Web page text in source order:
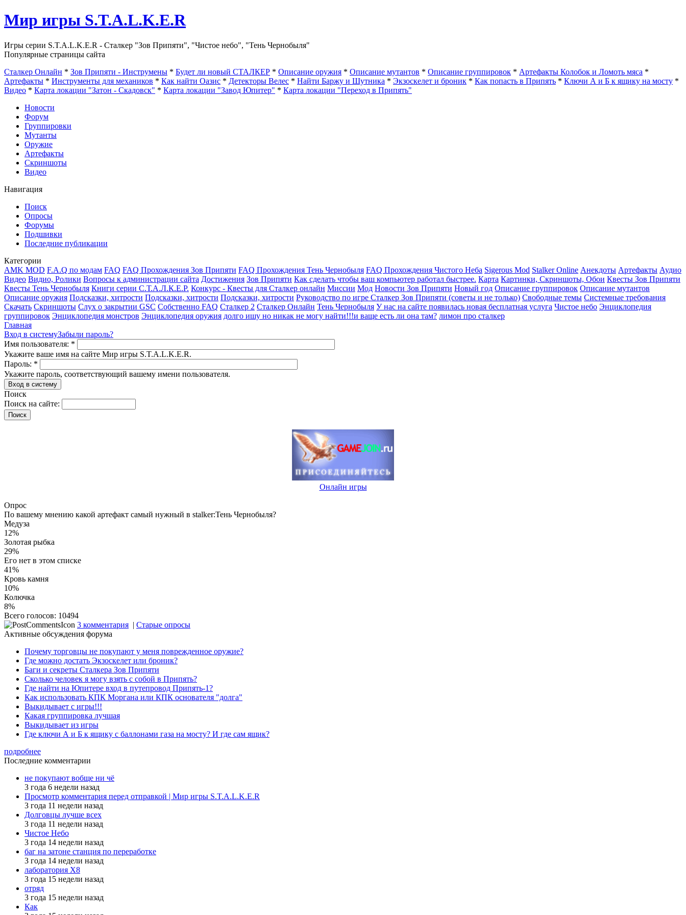
Мир игры S.T.A.L.K.E.R
Игры серии S.T.A.L.K.E.R - Сталкер "Зов Припяти", "Чистое небо", "Тень Чернобыля"
Популярные страницы сайта
Сталкер Онлайн * Зов Припяти - Инструмены * Будет ли новый СТАЛКЕР * Описание оружия * Описание мутантов * Описание группировок * Артефакты Колобок и Ломоть мяса *
Артефакты * Инструменты для механиков * Как найти Оазис * Детекторы Велес * Найти Баржу и Шутника * Экзоскелет и броник * Как попасть в Припять * Ключи А и Б к ящику на мосту *
Видео * Карта локации "Затон - Скадовск" * Карта локации "Завод Юпитер" * Карта локации "Переход в Припять"
Новости
Форум
Группировки
Мутанты
Оружие
Артефакты
Скриншоты
Видео
Навигация
Поиск
Опросы
Форумы
Подшивки
Последние публикации
Категории
AMK MOD F.A.Q по модам FAQ FAQ Прохождения Зов Припяти FAQ Прохождения Тень Чернобыля FAQ Прохождения Чистого Неба Sigerous Mod Stalker Online Анекдоты Артефакты Аудио
Видео Видио, Ролики Вопросы к администрации сайта Достижения Зов Припяти Как сделать чтобы ваш компьютер работал быстрее. Карта Картинки, Скриншоты, Обои Квесты Зов Припяти
Квесты Тень Чернобыля Книги серии С.Т.А.Л.К.Е.Р. Конкурс - Квесты для Сталкер онлайн Миссии Мод Новости Зов Припяти Новый год Описание группировок Описание мутантов
Описание оружия Подсказки, хитрости Подсказки, хитрости Подсказки, хитрости Руководство по игре Сталкер Зов Припяти (советы и не только) Свободные темы Системные требования
Скачать Скриншоты Слух о закрытии GSC Собственно FAQ Сталкер 2 Сталкер Онлайн Тень Чернобыля У нас на сайте появилась новая бесплатная услуга Чистое небо Энциклопедия
группировок Энциклопедия монстров Энциклопедия оружия долго ишу но никак не могу найти!!!и ваще есть ли она там? лимон про сталкер
Главная
Вход в системуЗабыли пароль?
Имя пользователя: *
Укажите ваше имя на сайте Мир игры S.T.A.L.K.E.R.
Пароль: *
Укажите пароль, соответствующий вашему имени пользователя.
Поиск
Поиск на сайте:
Онлайн игры
Опрос
По вашему мнению какой артефакт самый нужный в stalker:Тень Чернобыля?
Медуза
12%
Золотая рыбка
29%
Его нет в этом списке
41%
Кровь камня
10%
Колючка
8%
Всего голосов: 10494
3 комментария | Старые опросы
Активные обсуждения форума
Почему торговцы не покупают у меня поврежденное оружие?
Где можно достать Экзоскелет или броник?
Баги и секреты Cталкера Зов Припяти
Сколько человек я могу взять с собой в Припять?
Где найти на Юпитере вход в путепровод Припять-1?
Как использовать КПК Моргана или КПК основателя "долга"
Выкидывает с игры!!!
Какая группировка лучшая
Выкидывает из игры
Где ключи А и Б к ящику с баллонами газа на мосту? И где сам ящик?
подробнее
Последние комментарии
не покупают вобще ни чё
3 года 6 недели назад
Просмотр комментария перед отправкой | Мир игры S.T.A.L.K.E.R
3 года 11 недели назад
Долговцы лучше всех
3 года 11 недели назад
Чистое Небо
3 года 14 недели назад
баг на затоне станция по переработке
3 года 14 недели назад
лаборатория X8
3 года 15 недели назад
отряд
3 года 15 недели назад
Как